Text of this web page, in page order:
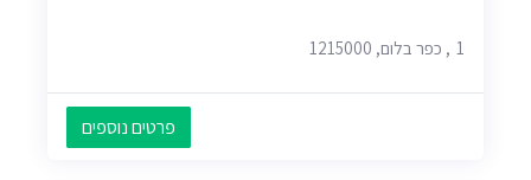
1, כפר בלום, 1215000
פרטים נוספים